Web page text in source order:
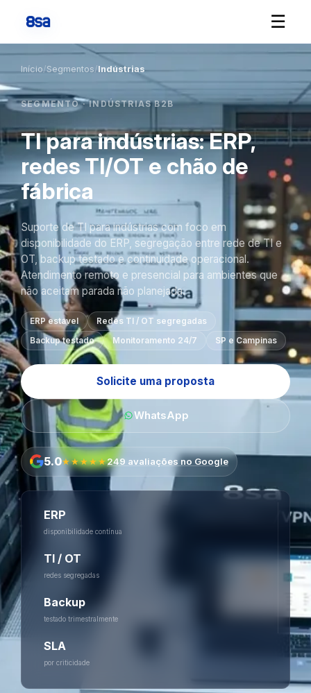
☰
Início/Segmentos/Indústrias
SEGMENTO · INDÚSTRIAS B2B
TI para indústrias: ERP,
redes TI/OT e chão de
fábrica
Suporte de TI para indústrias com foco em
disponibilidade do ERP, segregação entre rede de TI e
OT, backup testado e continuidade operacional.
Atendimento remoto e presencial para ambientes que
não aceitam parada não planejada.
ERP estável
Redes TI / OT segregadas
Backup testado
Monitoramento 24/7 SP e Campinas
Solicite uma proposta
WhatsApp
5.0★★★★★249 avaliações no Google
ERP
disponibilidade contínua
TI / OT
redes segregadas
Backup
testado trimestralmente
SLA
por criticidade